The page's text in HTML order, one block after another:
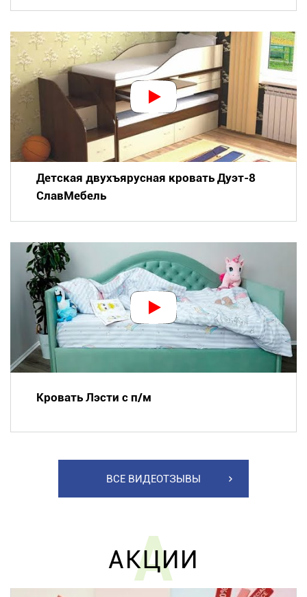
Детская двухъярусная кровать Дуэт-8
СлавМебель
Кровать Лэсти с п/м
ВСЕ ВИДЕОТЗЫВЫ
А
АКЦИИ